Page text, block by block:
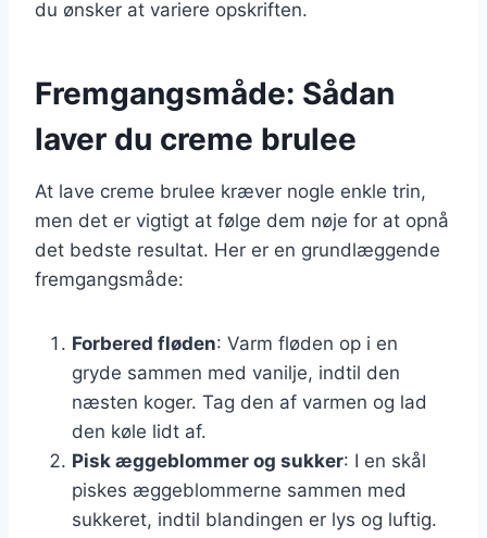
du ønsker at variere opskriften.
Fremgangsmåde: Sådan
laver du creme brulee
At lave creme brulee kræver nogle enkle trin,
men det er vigtigt at følge dem nøje for at opnå
det bedste resultat. Her er en grundlæggende
fremgangsmåde:
Forbered fløden: Varm fløden op i en
gryde sammen med vanilje, indtil den
næsten koger. Tag den af varmen og lad
den køle lidt af.
Pisk æggeblommer og sukker: I en skål
piskes æggeblommerne sammen med
sukkeret, indtil blandingen er lys og luftig.